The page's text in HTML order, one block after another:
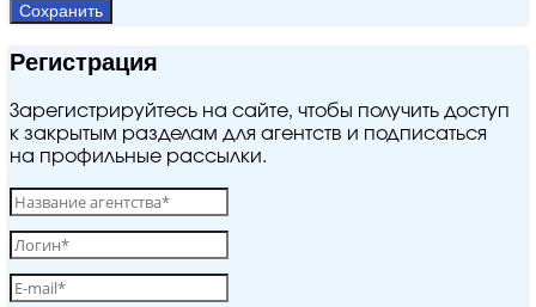
Сохранить
Регистрация
Зарегистрируйтесь на сайте, чтобы получить доступ
к закрытым разделам для агентств и подписаться
на профильные рассылки.